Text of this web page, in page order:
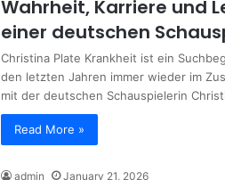
Wahrheit, Karriere und
einer deutschen
Christina Plate Krankheit ist ein
den letzten Jahren immer wieder im
mit der deutschen Schauspielerin
Read More »
admin January 21, 2026